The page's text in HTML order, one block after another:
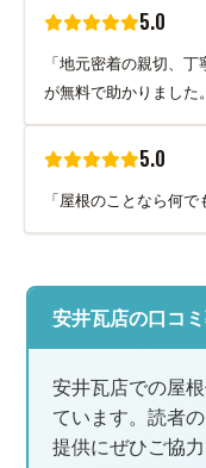
5.0
「地元密着の親切、
が無料で助かりました
5.0
「屋根のことなら何
安井瓦店の口コミ
安井瓦店での屋
ています。読者
提供にぜひご協